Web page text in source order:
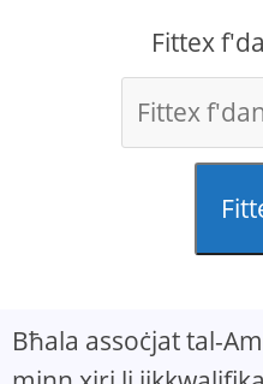
Fittex
Bħala assoċjat tal-